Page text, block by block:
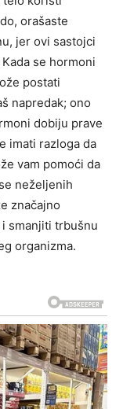
orašaste
jer ovi sastojci
Kada se hormoni
postati
napredak; ono
dobiju prave
imati razloga da
vam pomoći da
neželjenih
značajno
smanjiti trbušnu
organizma.